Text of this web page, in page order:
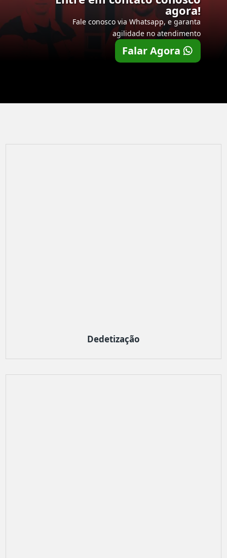
agora!
Fale conosco via Whatsapp, e garanta
agilidade no atendimento
Falar Agora
Dedetização